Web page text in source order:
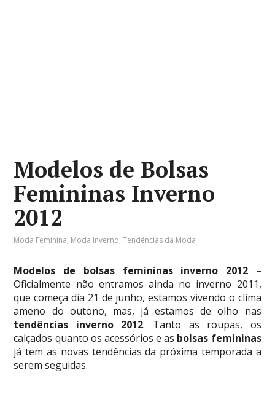
Modelos de Bolsas
Femininas Inverno
2012
Moda Feminina, Moda Inverno,Tendências da Moda
Modelos de bolsas femininas inverno 2012 –
Oficialmente não entramos ainda no inverno 2011,
que começa dia 21 de junho, estamos vivendo o clima
ameno do outono, mas, já estamos de olho nas
tendências inverno 2012. Tanto as roupas, os
calçados quanto os acessórios e as bolsas femininas
já tem as novas tendências da próxima temporada a
serem seguidas.